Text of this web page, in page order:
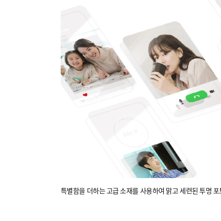
특별함을 더하는 고급 소재를 사용하여 맑고 세련된 투명